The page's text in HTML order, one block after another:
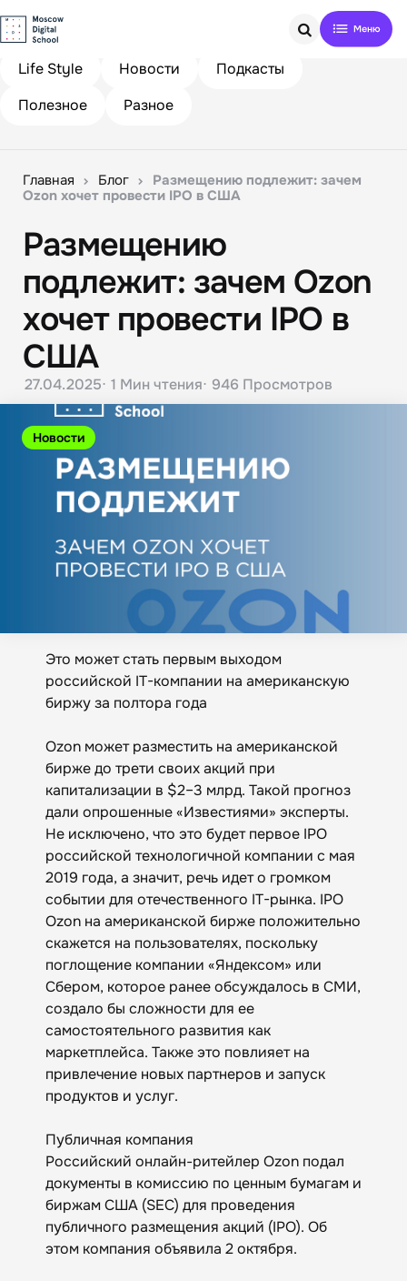
Search
Life Style
Новости
Подкасты
Полезное
Разное
Главная Блог
Размещению подлежит: зачем
Ozon хочет провести IPO в США
Новости
Размещению
подлежит: зачем Ozon
хочет провести IPO в
США
27.04.2025 1 Мин чтения 946 Просмотров
Это может стать первым выходом
российской IT-компании на американскую
биржу за полтора года
Ozon может разместить на американской
бирже до трети своих акций при
капитализации в $2–3 млрд. Такой прогноз
дали опрошенные «Известиями» эксперты.
Не исключено, что это будет первое IPO
российской технологичной компании с мая
2019 года, а значит, речь идет о громком
событии для отечественного IT-рынка. IPO
Ozon на американской бирже положительно
скажется на пользователях, поскольку
поглощение компании «Яндексом» или
Сбером, которое ранее обсуждалось в СМИ,
создало бы сложности для ее
самостоятельного развития как
маркетплейса. Также это повлияет на
привлечение новых партнеров и запуск
продуктов и услуг.
Публичная компания
Российский онлайн-ритейлер Ozon подал
документы в комиссию по ценным бумагам и
биржам США (SEC) для проведения
публичного размещения акций (IPO). Об
этом компания объявила 2 октября.